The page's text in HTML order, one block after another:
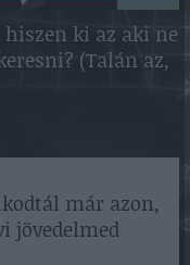
ki az aki ne
(Talán az,
már azon,
jövedelmed